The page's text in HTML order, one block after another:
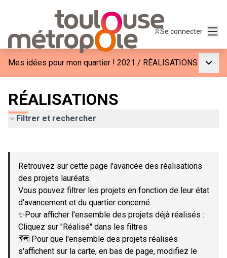
Se connecter
Mes idées pour mon quartier ! 2021 / RÉALISATIONS
RÉALISATIONS
Filtrer et rechercher
−
Retrouvez sur cette page l'avancée des réalisations
des projets lauréats.
Vous pouvez filtrer les projets en fonction de leur état
d'avancement et du quartier concerné.
✨Pour afficher l'ensemble des projets déjà réalisés :
Cliquez sur "Réalisé" dans les filtres
🗺️ Pour que l'ensemble des projets réalisés
s'affichent sur la carte, en bas de page, modifiez le